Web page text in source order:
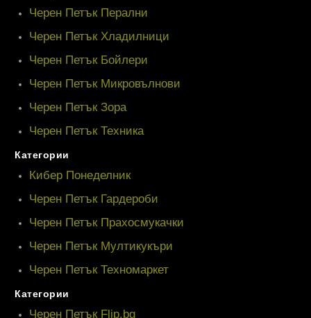
Черен Петък Перални
Черен Петък Хладилници
Черен Петък Бойлери
Черен Петък Микровълнови
Черен Петък Зора
Черен Петък Техника
Категории
Кибер Понеделник
Черен Петък Гардероби
Черен Петък Прахосмукачки
Черен Петък Мултикукъри
Черен Петък Техномаркет
Категории
Черен Петък Flip.bg